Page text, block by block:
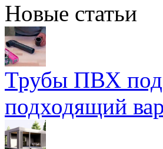
Новые статьи
Трубы ПВХ под
подходящий